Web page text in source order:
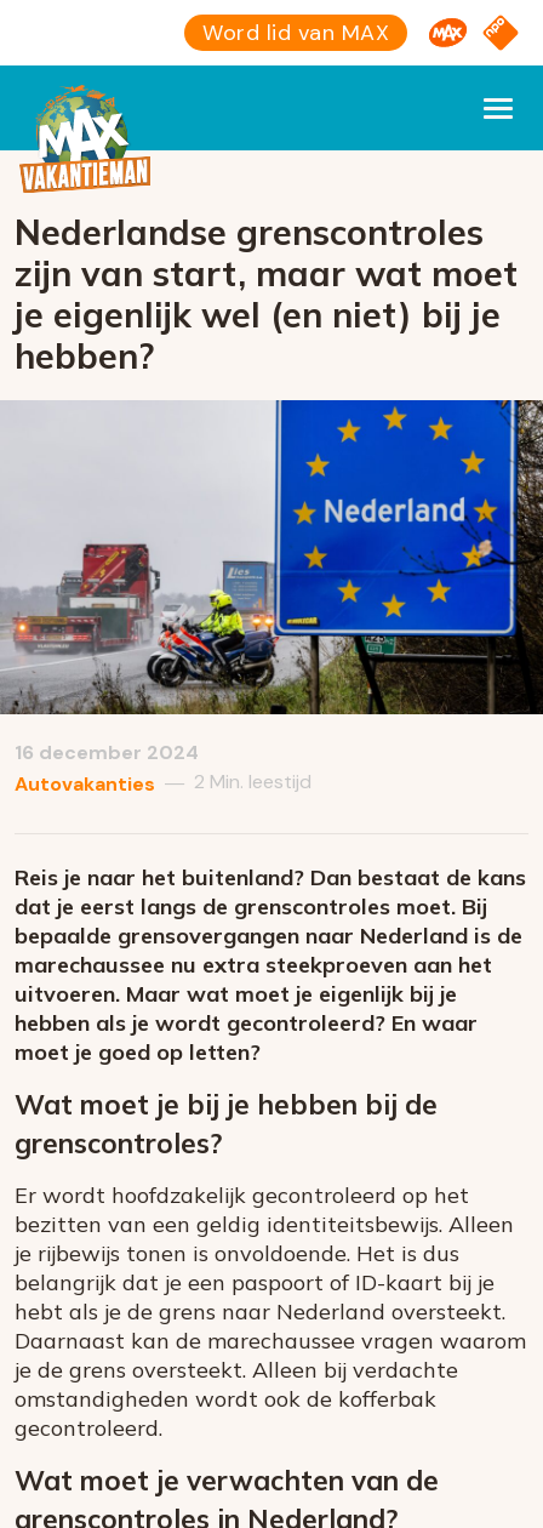
Word lid van MAX Omroep
NPO
Nederlandse grenscontroles
zijn van start, maar wat moet
je eigenlijk wel (en niet) bij je
hebben?
16 december 2024
Autovakanties — 2 Min. leestijd
Reis je naar het buitenland? Dan bestaat de kans
dat je eerst langs de grenscontroles moet. Bij
bepaalde grensovergangen naar Nederland is de
marechaussee nu extra steekproeven aan het
uitvoeren. Maar wat moet je eigenlijk bij je
hebben als je wordt gecontroleerd? En waar
moet je goed op letten?
Wat moet je bij je hebben bij de
grenscontroles?
Er wordt hoofdzakelijk gecontroleerd op het
bezitten van een geldig identiteitsbewijs. Alleen
je rijbewijs tonen is onvoldoende. Het is dus
belangrijk dat je een paspoort of ID-kaart bij je
hebt als je de grens naar Nederland oversteekt.
Daarnaast kan de marechaussee vragen waarom
je de grens oversteekt. Alleen bij verdachte
omstandigheden wordt ook de kofferbak
gecontroleerd.
Wat moet je verwachten van de
grenscontroles in Nederland?